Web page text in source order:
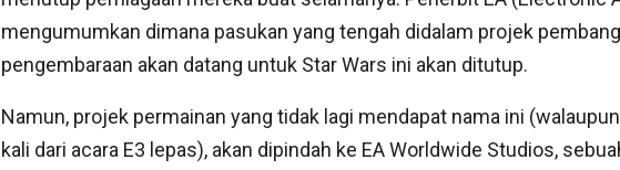
mengumumkan dimana pasukan yang tengah didalam projek
pengembaraan akan datang untuk Star Wars ini akan ditutup.
Namun, projek permainan yang tidak lagi mendapat nama ini
kali dari acara E3 lepas), akan dipindah ke EA Worldwide Studios,